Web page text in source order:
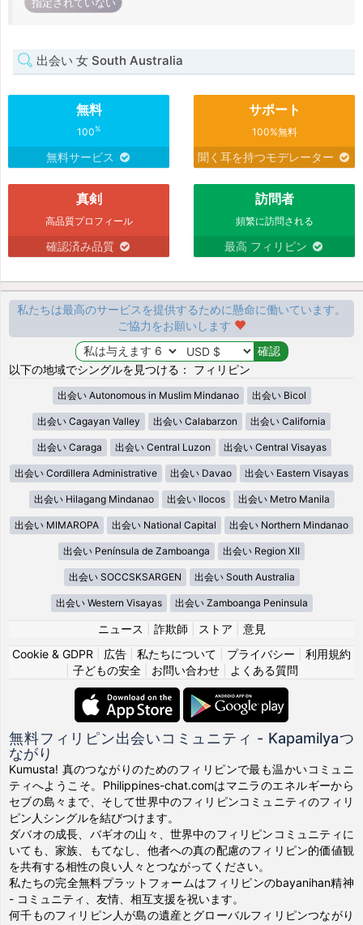
指定されていない
出会い 女 South Australia
無料
100%
無料サービス
サポート
100%無料
聞く耳を持つモデレーター
真剣
高品質プロフィール
確認済み品質
訪問者
頻繁に訪問される
最高 フィリピン
私たちは最高のサービスを提供するために懸命に働いています。
ご協力をお願いします
以下の地域でシングルを見つける： フィリピン
出会い Autonomous in Muslim Mindanao 出会い Bicol
出会い Cagayan Valley 出会い Calabarzon 出会い California
出会い Caraga 出会い Central Luzon 出会い Central Visayas
出会い Cordillera Administrative 出会い Davao 出会い Eastern Visayas
出会い Hilagang Mindanao 出会い Ilocos 出会い Metro Manila
出会い MIMAROPA 出会い National Capital 出会い Northern Mindanao
出会い Península de Zamboanga 出会い Region XII
出会い SOCCSKSARGEN 出会い South Australia
出会い Western Visayas 出会い Zamboanga Peninsula
ニュース 詐欺師 ストア
意見
Cookie & GDPR
広告 私たちについて プライバシー
利用規約
子どもの安全| お問い合わせ| よくある質問
無料フィリピン出会いコミュニティ - Kapamilyaつ
ながり
Kumusta! 真のつながりのためのフィリピンで最も温かいコミュニ
ティへようこそ。Philippines-chat.comはマニラのエネルギーから
セブの島々まで、そして世界中のフィリピンコミュニティのフィリ
ピン人シングルを結びつけます。
ダバオの成長、バギオの山々、世界中のフィリピンコミュニティに
いても、家族、もてなし、他者への真の配慮のフィリピン的価値観
を共有する相性の良い人々とつながってください。
私たちの完全無料プラットフォームはフィリピンのbayanihan精神
- コミュニティ、友情、相互支援を祝います。
何千ものフィリピン人が島の遺産とグローバルフィリピンつながり